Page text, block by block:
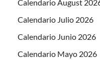
Calendario August
Calendario Julio 2026
Calendario Junio 2026
Calendario Mayo 2026